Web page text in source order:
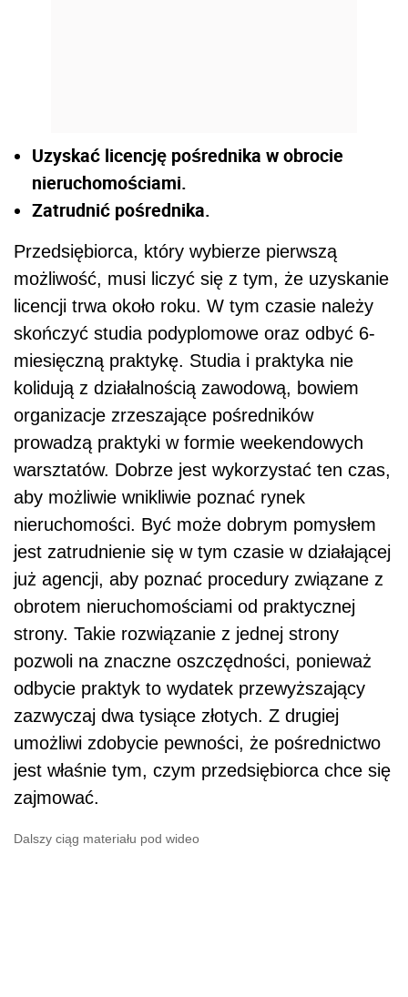
Uzyskać licencję pośrednika w obrocie
nieruchomościami.
Zatrudnić pośrednika.
Przedsiębiorca, który wybierze pierwszą
możliwość, musi liczyć się z tym, że uzyskanie
licencji trwa około roku. W tym czasie należy
skończyć studia podyplomowe oraz odbyć 6-
miesięczną praktykę. Studia i praktyka nie
kolidują z działalnością zawodową, bowiem
organizacje zrzeszające pośredników
prowadzą praktyki w formie weekendowych
warsztatów. Dobrze jest wykorzystać ten czas,
aby możliwie wnikliwie poznać rynek
nieruchomości. Być może dobrym pomysłem
jest zatrudnienie się w tym czasie w działającej
już agencji, aby poznać procedury związane z
obrotem nieruchomościami od praktycznej
strony. Takie rozwiązanie z jednej strony
pozwoli na znaczne oszczędności, ponieważ
odbycie praktyk to wydatek przewyższający
zazwyczaj dwa tysiące złotych. Z drugiej
umożliwi zdobycie pewności, że pośrednictwo
jest właśnie tym, czym przedsiębiorca chce się
zajmować.
Dalszy ciąg materiału pod wideo